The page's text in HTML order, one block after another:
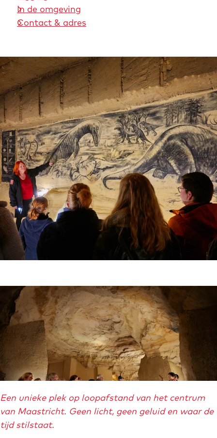
In de omgeving
Contact & adres
p
p
u
p
m
e
t
m
l
o
c
k
.
O
p
e
Een unieke plek op loopafstand van het centrum
van Maastricht. Geen licht, geen geluid en waar de
tijd stilstaat.